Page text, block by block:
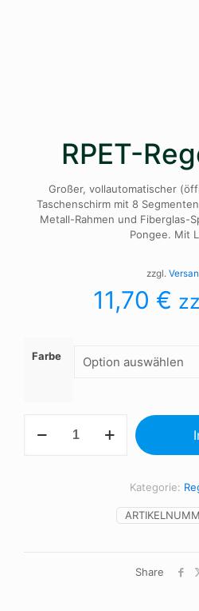
RPET-
Großer, vollautomatischer
Taschenschirm mit 8
Metall-Rahmen und Fiberglas-
Pongee. Mit
zzgl.
11,70 €
Farbe
Regenschirm
Kategorie:
Share